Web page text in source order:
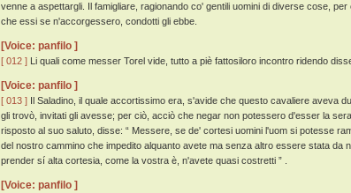
venne a aspettargli. Il famigliare, ragionando co' gentili uomini di diverse cose,
che essi se n'accorgessero, condotti gli ebbe.
[Voice: panfilo ]
[ 012 ] Li quali come messer Torel vide, tutto a piè fattosiloro incontro ridendo
[Voice: panfilo ]
[ 013 ] Il Saladino, il quale accortissimo era, s'avide che questo cavaliere aveva
gli trovò, invitati gli avesse; per ciò, acciò che negar non potessero d'esser la
risposto al suo saluto, disse: “ Messere, se de' cortesi uomini l'uom si potesse
del nostro cammino che impedito alquanto avete ma senza altro essere stata da
prender sí alta cortesia, come la vostra è, n'avete quasi costretti ” .
[Voice: panfilo ]